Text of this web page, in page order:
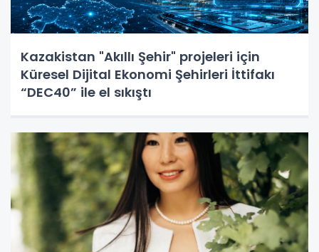
Kazakistan "Akıllı Şehir" projeleri için
Küresel Dijital Ekonomi Şehirleri İttifakı
“DEC40” ile el sıkıştı